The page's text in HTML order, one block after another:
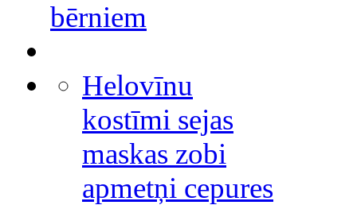
bērniem
Helovīnu
kostīmi sejas
maskas zobi
apmetņi cepures